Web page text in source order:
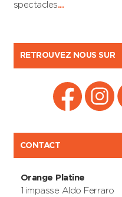
spectacles...
RETROUVEZ NOUS SUR
CONTACT
Orange Platine
1 impasse Aldo Ferraro